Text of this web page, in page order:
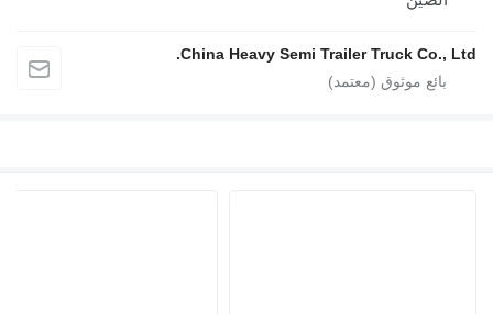
China Heavy Semi Trailer Truck Co., Ltd.